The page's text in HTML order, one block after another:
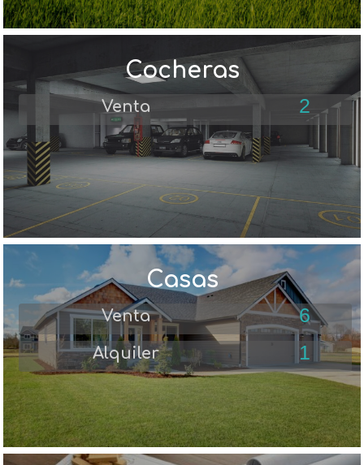
Cocheras
Venta 2
Casas
Venta 6
Alquiler 1